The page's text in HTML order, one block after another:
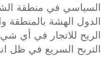
السياسي في منطقة
الدول الهشة
الريح للاتجار في أي
التربح السريع في ظل